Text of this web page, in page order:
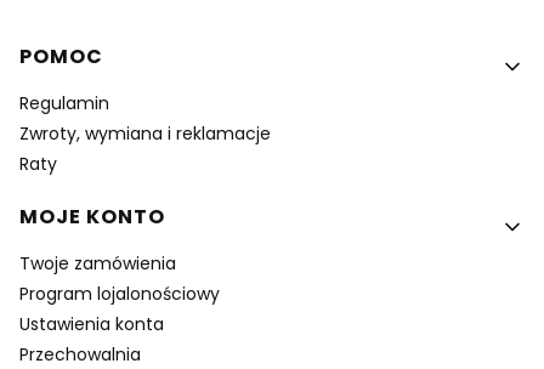
Linki w stopce
POMOC
Regulamin
Zwroty, wymiana i reklamacje
Raty
MOJE KONTO
Twoje zamówienia
Program lojalonościowy
Ustawienia konta
Przechowalnia